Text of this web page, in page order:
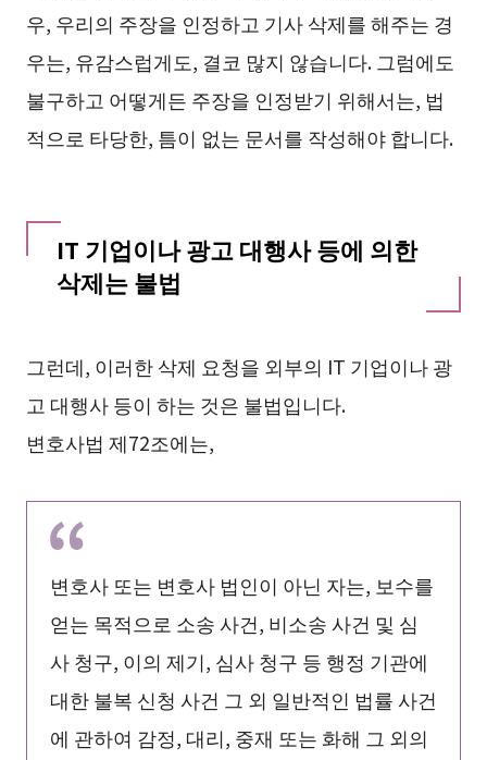
우, 우리의 주장을 인정하고 기사 삭제를 해주는 경
우는, 유감스럽게도, 결코 많지 않습니다. 그럼에도
불구하고 어떻게든 주장을 인정받기 위해서는, 법
적으로 타당한, 틈이 없는 문서를 작성해야 합니다.
IT 기업이나 광고 대행사 등에 의한
삭제는 불법
그런데, 이러한 삭제 요청을 외부의 IT 기업이나 광
고 대행사 등이 하는 것은 불법입니다.
변호사법 제72조에는,
변호사 또는 변호사 법인이 아닌 자는, 보수를
얻는 목적으로 소송 사건, 비소송 사건 및 심
사 청구, 이의 제기, 심사 청구 등 행정 기관에
대한 불복 신청 사건 그 외 일반적인 법률 사건
에 관하여 감정, 대리, 중재 또는 화해 그 외의